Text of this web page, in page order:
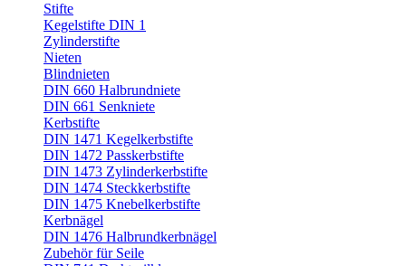
Stifte
Kegelstifte DIN 1
Zylinderstifte
Nieten
Blindnieten
DIN 660 Halbrundniete
DIN 661 Senkniete
Kerbstifte
DIN 1471 Kegelkerbstifte
DIN 1472 Passkerbstifte
DIN 1473 Zylinderkerbstifte
DIN 1474 Steckkerbstifte
DIN 1475 Knebelkerbstifte
Kerbnägel
DIN 1476 Halbrundkerbnägel
Zubehör für Seile